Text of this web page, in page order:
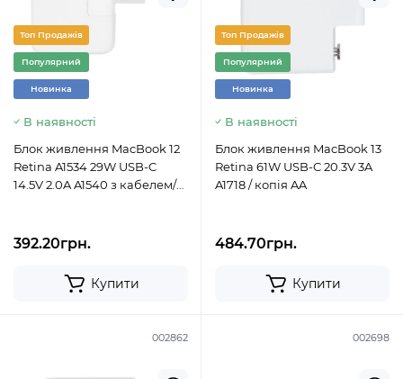
Топ Продажів
Популярний
Новинка
В наявності
Блок живлення MacBook 12
Retina A1534 29W USB-C
14.5V 2.0A A1540 з кабелем/
392.20грн.
Купити
Топ Продажів
Популярний
Новинка
В наявності
Блок живлення MacBook 13
Retina 61W USB-C 20.3V 3A
A1718 / копія AA
484.70грн.
Купити
002862 002698